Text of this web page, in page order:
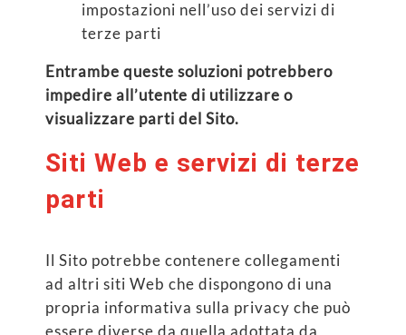
impostazioni nell’uso dei servizi di
terze parti
Entrambe queste soluzioni potrebbero
impedire all’utente di utilizzare o
visualizzare parti del Sito.
Siti Web e servizi di terze
parti
Il Sito potrebbe contenere collegamenti
ad altri siti Web che dispongono di una
propria informativa sulla privacy che può
essere diverse da quella adottata da